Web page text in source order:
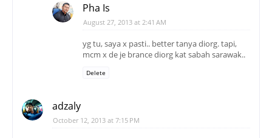
Pha Is
August 27, 2013 at 2:41 AM
yg tu, saya x pasti.. better tanya diorg. tapi,
mcm x de je brance diorg kat sabah sarawak..
Delete
adzaly
October 12, 2013 at 7:15 PM